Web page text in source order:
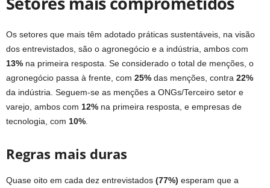
Os setores que mais têm adotado práticas sustentáveis, na visão
dos entrevistados, são o agronegócio e a indústria, ambos com
13% na primeira resposta. Se considerado o total de menções, o
agronegócio passa à frente, com 25% das menções, contra 22%
da indústria. Seguem-se as menções a ONGs/Terceiro setor e
varejo, ambos com 12% na primeira resposta, e empresas de
tecnologia, com 10%.
Regras mais duras
Quase oito em cada dez entrevistados (77%) esperam que a